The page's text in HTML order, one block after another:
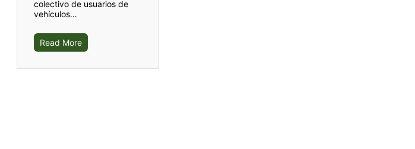
colectivo de usuarios de
vehículos…
Read More